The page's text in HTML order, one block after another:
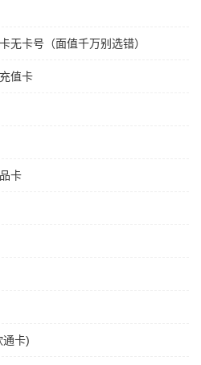
无卡号（面值千万别选错）
值卡
卡
通卡)